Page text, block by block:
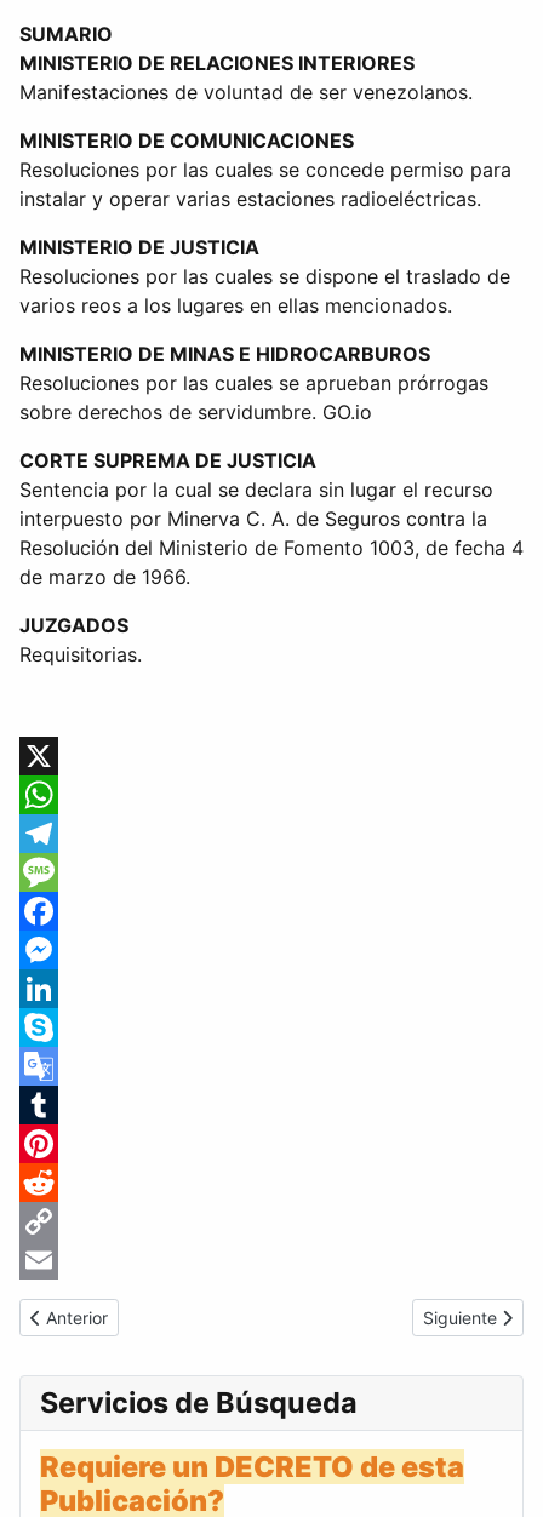
SUMARIO
MINISTERIO DE RELACIONES INTERIORES
Manifestaciones de voluntad de ser venezolanos.
MINISTERIO DE COMUNICACIONES
Resoluciones por las cuales se concede permiso para
instalar y operar varias estaciones radioeléctricas.
MINISTERIO DE JUSTICIA
Resoluciones por las cuales se dispone el traslado de
varios reos a los lugares en ellas mencionados.
MINISTERIO DE MINAS E HIDROCARBUROS
Resoluciones por las cuales se aprueban prórrogas
sobre derechos de servidumbre. GO.io
CORTE SUPREMA DE JUSTICIA
Sentencia por la cual se declara sin lugar el recurso
interpuesto por Minerva C. A. de Seguros contra la
Resolución del Ministerio de Fomento 1003, de fecha 4
de marzo de 1966.
JUZGADOS
Requisitorias.
X
WhatsApp
Telegram
Message
Facebook
Messenger
LinkedIn
Skype
Google
Translate
Tumblr
Pinterest
Reddit
Copy
Link
Email
Artículo anterior: Gaceta Oficial de Venezuela #29382 del lunes
Anterior Artículo
Siguiente
Servicios de Búsqueda
Requiere un DECRETO de esta
Publicación?